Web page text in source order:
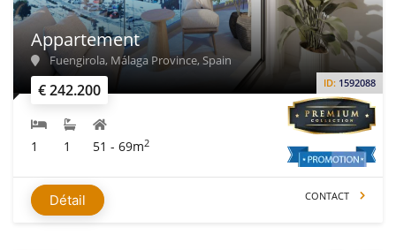
€ 242.200 ID: 1592088
Appartement
Fuengirola, Málaga Province, Spain
1 1 51 - 69m2
Détail CONTACT